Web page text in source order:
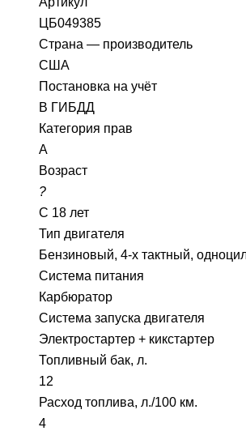
ЦБ049385
Страна — производитель
США
Постановка на учёт
В ГИБДД
Категория прав
А
Возраст
?
С 18 лет
Тип двигателя
Бензиновый, 4-х тактный,
Система питания
Карбюратор
Система запуска двигателя
Электростартер + кикстартер
Топливный бак, л.
12
Расход топлива, л./100 км.
4